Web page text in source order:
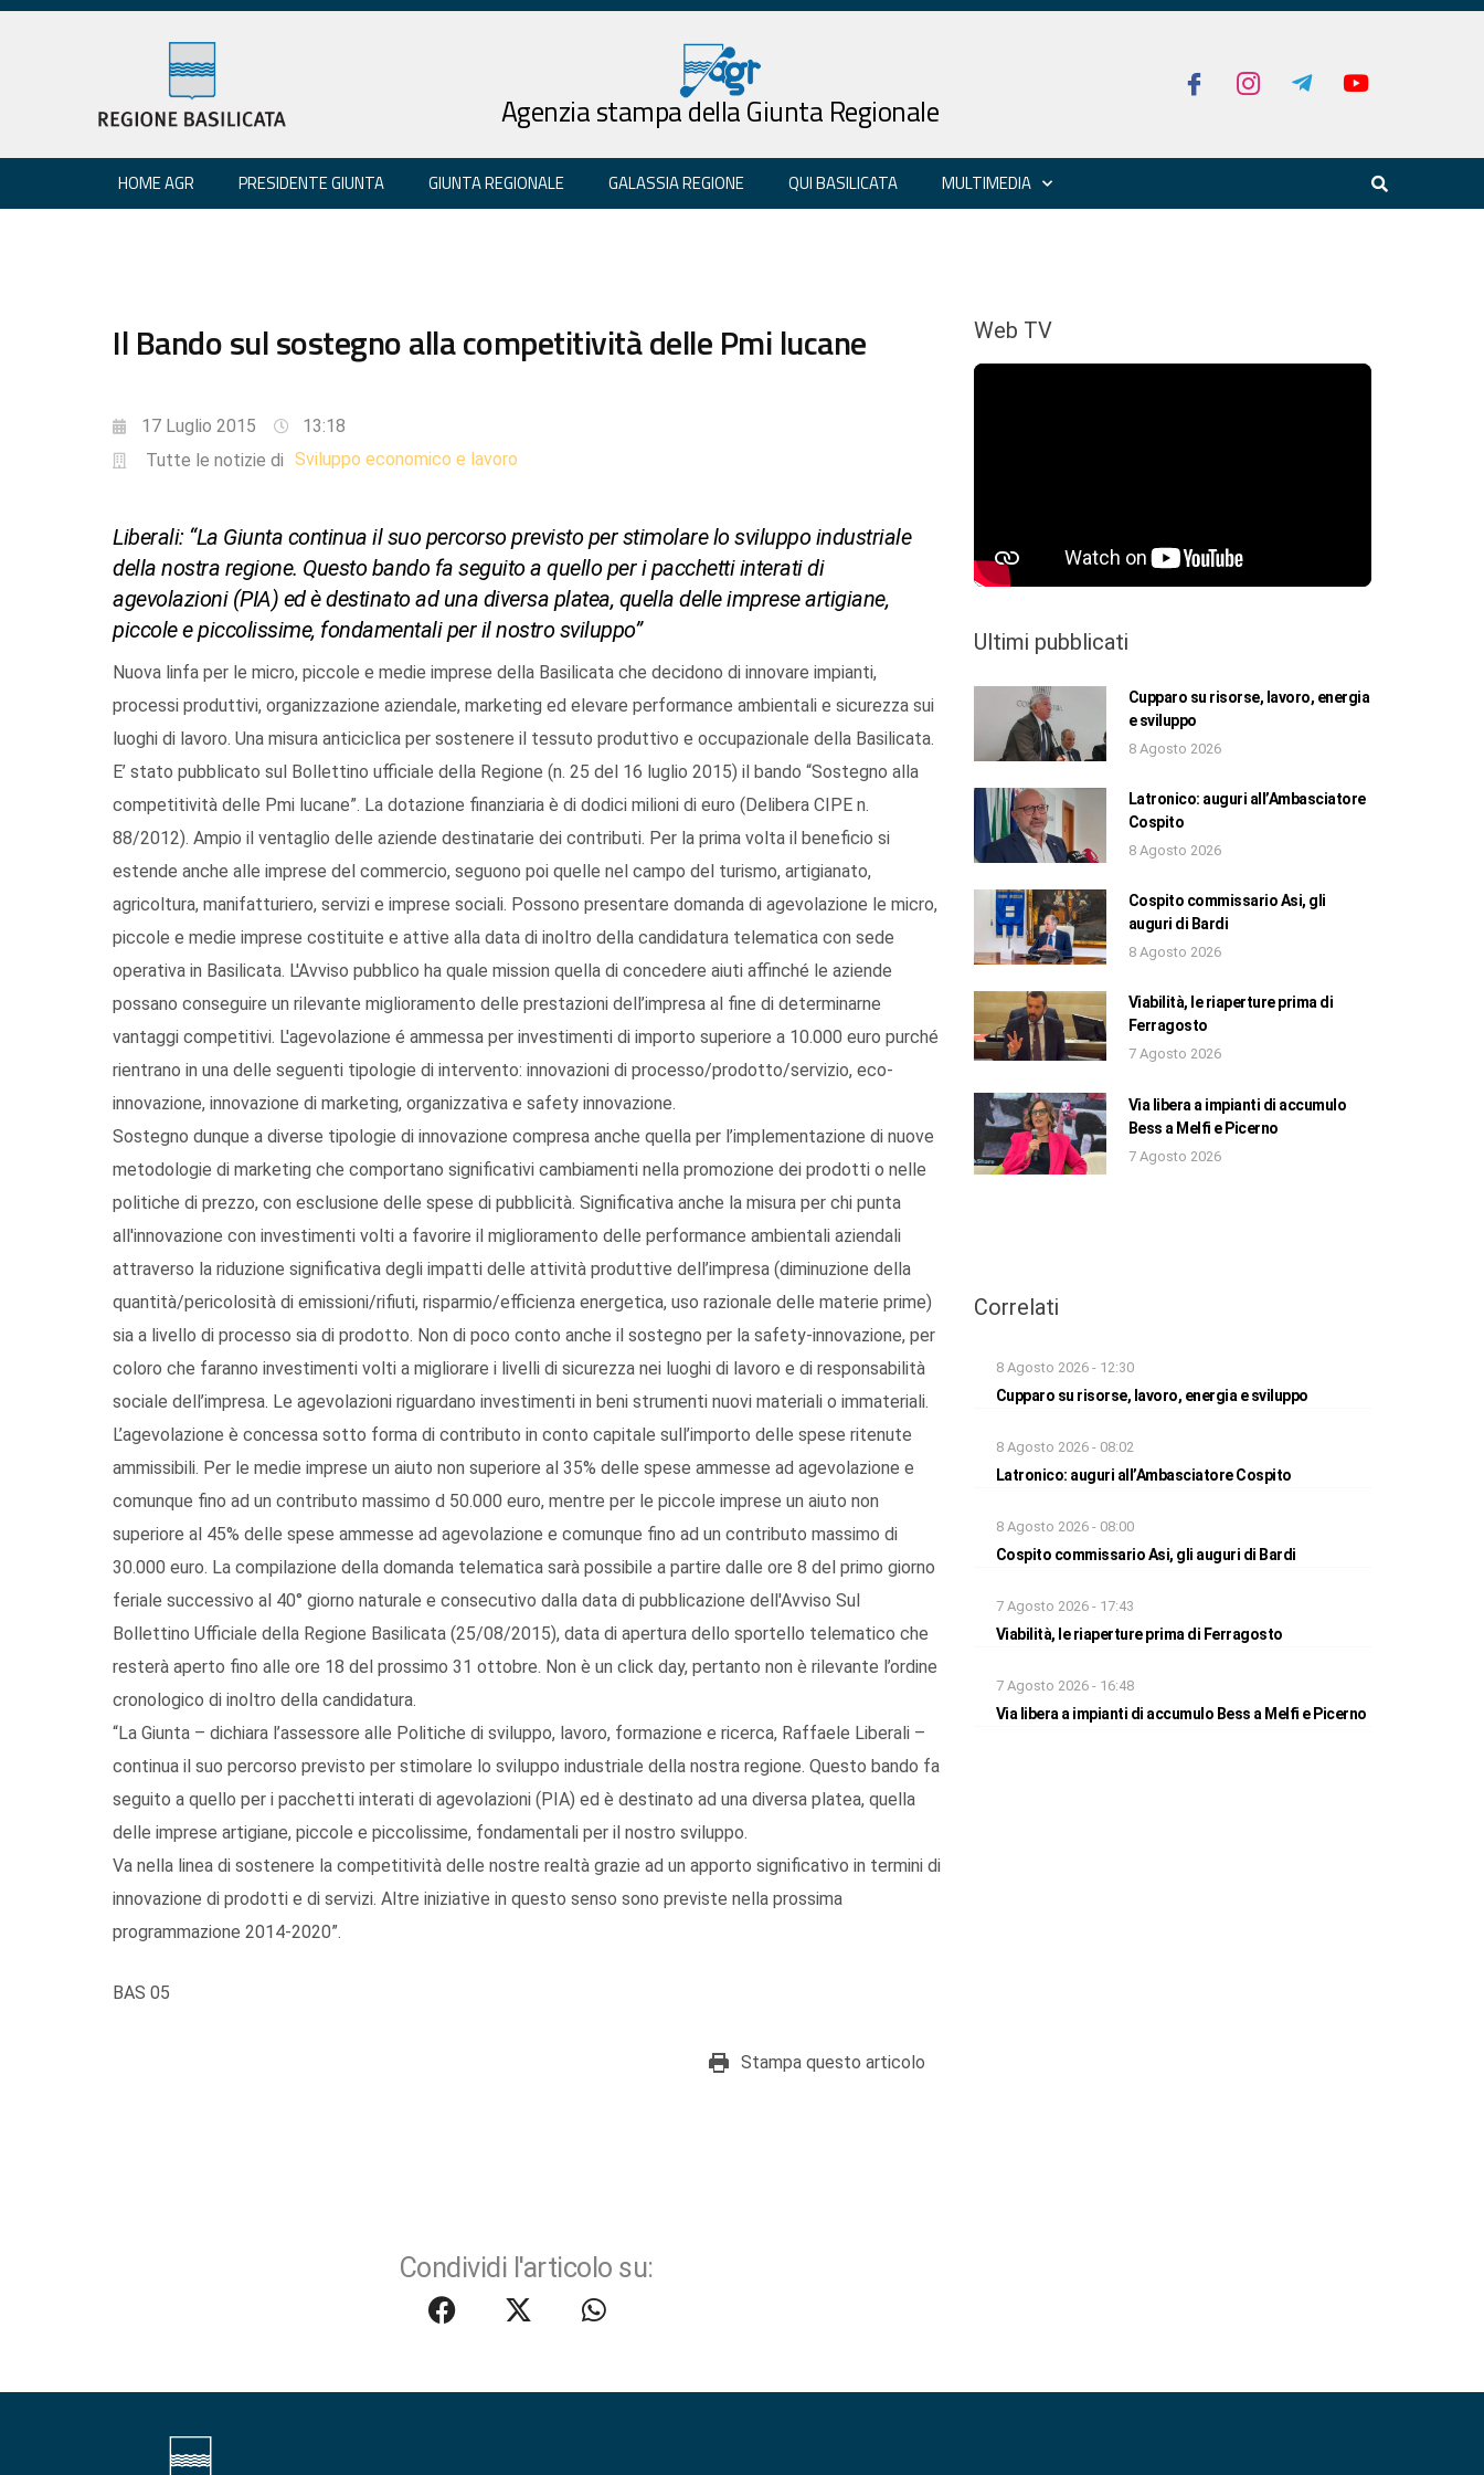
Agenzia stampa della Giunta Regionale
HOME AGR PRESIDENTE GIUNTA GIUNTA REGIONALE GALASSIA REGIONE QUI BASILICATA MULTIMEDIA
Il Bando sul sostegno alla competitività delle Pmi lucane
17 Luglio 2015
13:18
Tutte le notizie di Sviluppo economico e lavoro
Liberali: “La Giunta continua il suo percorso previsto per stimolare lo sviluppo industriale
della nostra regione. Questo bando fa seguito a quello per i pacchetti interati di
agevolazioni (PIA) ed è destinato ad una diversa platea, quella delle imprese artigiane,
piccole e piccolissime, fondamentali per il nostro sviluppo”
Nuova linfa per le micro, piccole e medie imprese della Basilicata che decidono di innovare impianti,
processi produttivi, organizzazione aziendale, marketing ed elevare performance ambientali e sicurezza sui
luoghi di lavoro. Una misura anticiclica per sostenere il tessuto produttivo e occupazionale della Basilicata.
E’ stato pubblicato sul Bollettino ufficiale della Regione (n. 25 del 16 luglio 2015) il bando “Sostegno alla
competitività delle Pmi lucane”. La dotazione finanziaria è di dodici milioni di euro (Delibera CIPE n.
88/2012). Ampio il ventaglio delle aziende destinatarie dei contributi. Per la prima volta il beneficio si
estende anche alle imprese del commercio, seguono poi quelle nel campo del turismo, artigianato,
agricoltura, manifatturiero, servizi e imprese sociali. Possono presentare domanda di agevolazione le micro,
piccole e medie imprese costituite e attive alla data di inoltro della candidatura telematica con sede
operativa in Basilicata. L'Avviso pubblico ha quale mission quella di concedere aiuti affinché le aziende
possano conseguire un rilevante miglioramento delle prestazioni dell’impresa al fine di determinarne
vantaggi competitivi. L'agevolazione é ammessa per investimenti di importo superiore a 10.000 euro purché
rientrano in una delle seguenti tipologie di intervento: innovazioni di processo/prodotto/servizio, eco-
innovazione, innovazione di marketing, organizzativa e safety innovazione.
Sostegno dunque a diverse tipologie di innovazione compresa anche quella per l’implementazione di nuove
metodologie di marketing che comportano significativi cambiamenti nella promozione dei prodotti o nelle
politiche di prezzo, con esclusione delle spese di pubblicità. Significativa anche la misura per chi punta
all'innovazione con investimenti volti a favorire il miglioramento delle performance ambientali aziendali
attraverso la riduzione significativa degli impatti delle attività produttive dell’impresa (diminuzione della
quantità/pericolosità di emissioni/rifiuti, risparmio/efficienza energetica, uso razionale delle materie prime)
sia a livello di processo sia di prodotto. Non di poco conto anche il sostegno per la safety-innovazione, per
coloro che faranno investimenti volti a migliorare i livelli di sicurezza nei luoghi di lavoro e di responsabilità
sociale dell’impresa. Le agevolazioni riguardano investimenti in beni strumenti nuovi materiali o immateriali.
L’agevolazione è concessa sotto forma di contributo in conto capitale sull’importo delle spese ritenute
ammissibili. Per le medie imprese un aiuto non superiore al 35% delle spese ammesse ad agevolazione e
comunque fino ad un contributo massimo d 50.000 euro, mentre per le piccole imprese un aiuto non
superiore al 45% delle spese ammesse ad agevolazione e comunque fino ad un contributo massimo di
30.000 euro. La compilazione della domanda telematica sarà possibile a partire dalle ore 8 del primo giorno
feriale successivo al 40° giorno naturale e consecutivo dalla data di pubblicazione dell'Avviso Sul
Bollettino Ufficiale della Regione Basilicata (25/08/2015), data di apertura dello sportello telematico che
resterà aperto fino alle ore 18 del prossimo 31 ottobre. Non è un click day, pertanto non è rilevante l’ordine
cronologico di inoltro della candidatura.
“La Giunta – dichiara l’assessore alle Politiche di sviluppo, lavoro, formazione e ricerca, Raffaele Liberali –
continua il suo percorso previsto per stimolare lo sviluppo industriale della nostra regione. Questo bando fa
seguito a quello per i pacchetti interati di agevolazioni (PIA) ed è destinato ad una diversa platea, quella
delle imprese artigiane, piccole e piccolissime, fondamentali per il nostro sviluppo.
Va nella linea di sostenere la competitività delle nostre realtà grazie ad un apporto significativo in termini di
innovazione di prodotti e di servizi. Altre iniziative in questo senso sono previste nella prossima
programmazione 2014-2020”.
BAS 05
Stampa questo articolo
Condividi l'articolo su:
Web TV
Ultimi pubblicati
Cupparo su risorse, lavoro, energia
e sviluppo
8 Agosto 2026
Latronico: auguri all’Ambasciatore
Cospito
8 Agosto 2026
Cospito commissario Asi, gli
auguri di Bardi
8 Agosto 2026
Viabilità, le riaperture prima di
Ferragosto
7 Agosto 2026
Via libera a impianti di accumulo
Bess a Melfi e Picerno
7 Agosto 2026
Correlati
8 Agosto 2026 - 12:30
Cupparo su risorse, lavoro, energia e sviluppo
8 Agosto 2026 - 08:02
Latronico: auguri all’Ambasciatore Cospito
8 Agosto 2026 - 08:00
Cospito commissario Asi, gli auguri di Bardi
7 Agosto 2026 - 17:43
Viabilità, le riaperture prima di Ferragosto
7 Agosto 2026 - 16:48
Via libera a impianti di accumulo Bess a Melfi e Picerno